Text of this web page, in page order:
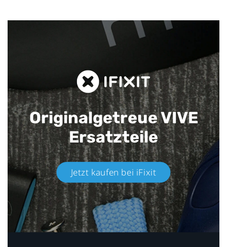
Originalgetreue VIVE
Ersatzteile
Jetzt kaufen bei iFixit​